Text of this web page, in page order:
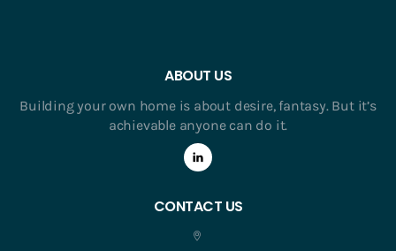
ABOUT US
Building your own home is about desire, fantasy. But it’s
achievable anyone can do it.
CONTACT US